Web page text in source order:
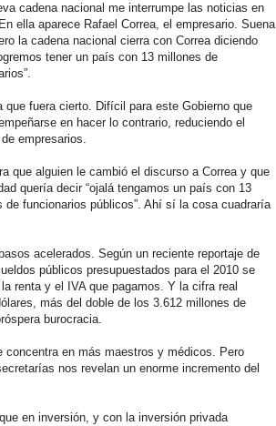
cadena nacional me interrumpe las noticias en
ella aparece Rafael Correa, el empresario. Suena
la cadena nacional cierra con Correa diciendo
tener un país con 13 millones de
que fuera cierto. Difícil para este Gobierno que
en hacer lo contrario, reduciendo el
empresarios.
que alguien le cambió el discurso a Correa y que
quería decir “ojalá tengamos un país con 13
de funcionarios públicos”. Ahí sí la cosa cuadraría
acelerados. Según un reciente reportaje de
públicos presupuestados para el 2010 se
renta y el IVA que pagamos. Y la cifra real
más del doble de los 3.612 millones de
burocracia.
concentra en más maestros y médicos. Pero
nos revelan un enorme incremento del
en inversión, y con la inversión privada